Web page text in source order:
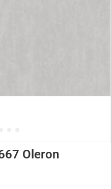
Oleron